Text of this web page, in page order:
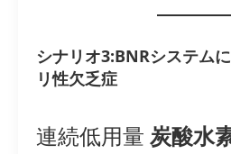
シナリオ3:BNRシステム
リ性欠乏症
連続低用量 炭酸水